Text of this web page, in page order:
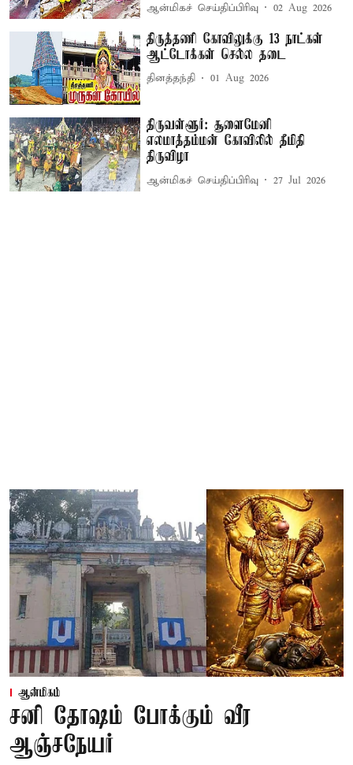
ஆன்மிகச் செய்திப்பிரிவு 02 Aug 2026
திருத்தணி கோவிலுக்கு 13 நாட்கள்
ஆட்டோக்கள் செல்ல தடை
தினத்தந்தி 01 Aug 2026
திருவள்ளூர்: சூளைமேனி
எலமாத்தம்மன் கோவிலில் தீமிதி
திருவிழா
ஆன்மிகச் செய்திப்பிரிவு 27 Jul 2026
ஆன்மிகம்
சனி தோஷம் போக்கும் வீர
ஆஞ்சநேயர்